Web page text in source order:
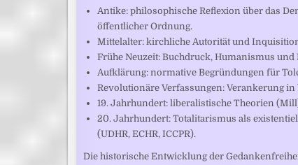
Antike: philosophische Reflexion über das
öffentlicher Ordnung.
Mittelalter: kirchliche Autorität und
Frühe Neuzeit: Buchdruck, Humanismus
Aufklärung: normative Begründungen für
Revolutionäre Verfassungen: Verankerung in
19. Jahrhundert: liberalistische Theorien
20. Jahrhundert: Totalitarismus als
(UDHR, ECHR, ICCPR).
Die historische Entwicklung der